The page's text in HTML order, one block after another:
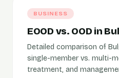
BUSINESS
EOOD vs. OOD in
Detailed comparison of
single-member vs. multi-
treatment, and